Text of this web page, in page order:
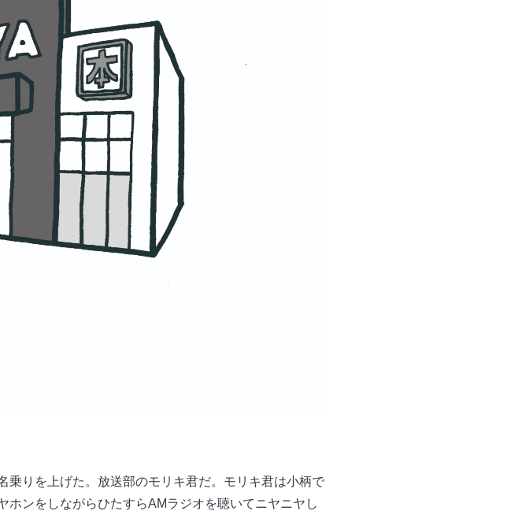
りを上げた。放送部のモリキ君だ。モリキ君は小柄で
ンをしながらひたすらAMラジオを聴いてニヤニヤし